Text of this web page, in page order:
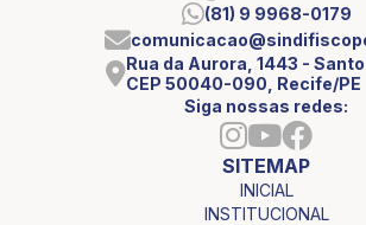
(81) 9 9968-0179
Rua da Aurora, 1443 -
CEP 50040-090, Recife/PE
Siga nossas redes:
SITEMAP
INICIAL
INSTITUCIONAL